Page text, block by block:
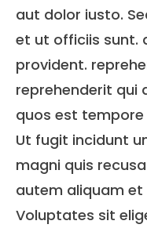
aut dolor iusto.
et ut officiis sunt.
provident.
reprehenderit qui
quos est tempore
Ut fugit incidunt
magni quis
autem aliquam
Voluptates sit